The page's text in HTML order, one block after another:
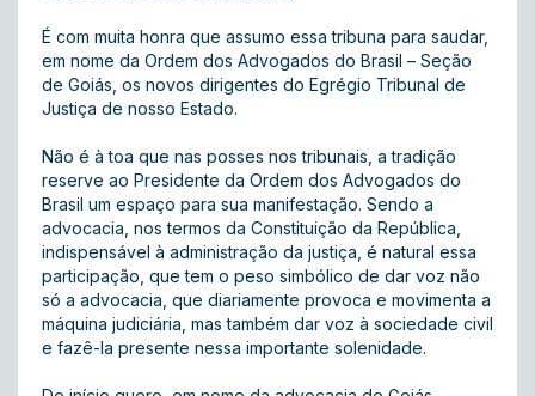
É com muita honra que assumo essa tribuna para saudar,
em nome da Ordem dos Advogados do Brasil – Seção
de Goiás, os novos dirigentes do Egrégio Tribunal de
Justiça de nosso Estado.
Não é à toa que nas posses nos tribunais, a tradição
reserve ao Presidente da Ordem dos Advogados do
Brasil um espaço para sua manifestação. Sendo a
advocacia, nos termos da Constituição da República,
indispensável à administração da justiça, é natural essa
participação, que tem o peso simbólico de dar voz não
só a advocacia, que diariamente provoca e movimenta a
máquina judiciária, mas também dar voz à sociedade civil
e fazê-la presente nessa importante solenidade.